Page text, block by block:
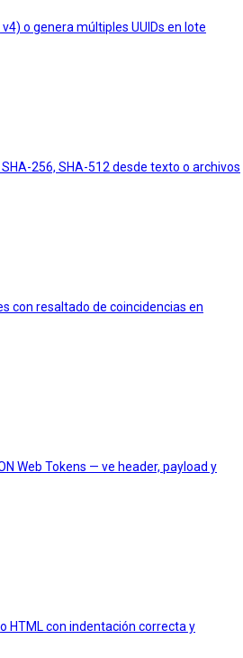
o genera múltiples UUIDs en lote
256, SHA-512 desde texto o archivos
con resaltado de coincidencias en
Web Tokens — ve header, payload y
HTML con indentación correcta y